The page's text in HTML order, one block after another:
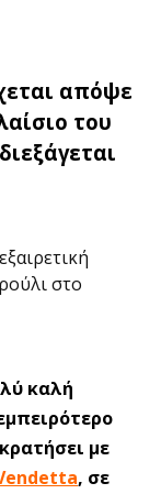
απόψε
του
στο
καλή
με
, σε